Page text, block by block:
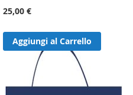
25,00 €
Aggiungi al Carrello